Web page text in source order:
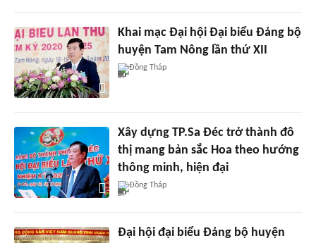
Khai mạc Đại hội Đại biểu Đảng bộ
huyện Tam Nông lần thứ XII
Đồng Tháp
Xây dựng TP.Sa Đéc trở thành đô
thị mang bản sắc Hoa theo hướng
thông minh, hiện đại
Đồng Tháp
Đại hội đại biểu Đảng bộ huyện